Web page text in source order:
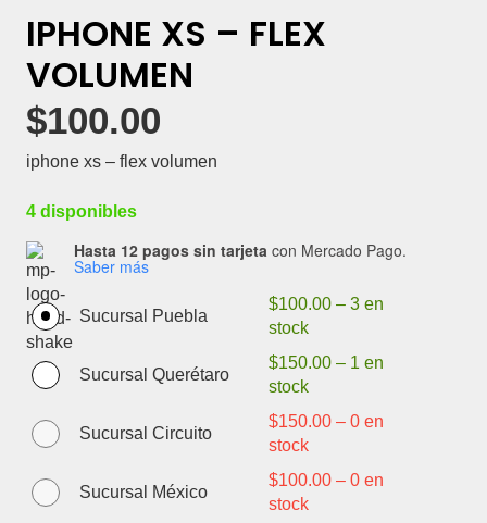
IPHONE XS – FLEX
VOLUMEN
$100.00
iphone xs – flex volumen
4 disponibles
Hasta 12 pagos sin tarjeta con Mercado Pago.
Saber más
Sucursal Puebla
$100.00– 3 en
stock
Sucursal Querétaro
$150.00– 1 en
stock
Sucursal Circuito
$150.00– 0 en
stock
Sucursal México
$100.00– 0 en
stock